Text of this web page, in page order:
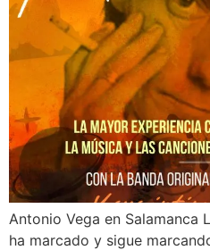
Antonio Vega en Salamanca
ha marcado y sigue